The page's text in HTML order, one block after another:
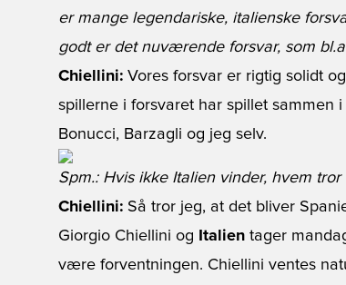
er mange legendariske, italienske
godt er det nuværende forsvar, som
Chiellini: Vores forsvar er rigtig solidt
spillerne i forsvaret har spillet sammen
Bonucci, Barzagli og jeg selv.
Spm.: Hvis ikke Italien vinder, hvem
Chiellini: Så tror jeg, at det bliver
Giorgio Chiellini og
Italien tager
være forventningen. Chiellini ventes